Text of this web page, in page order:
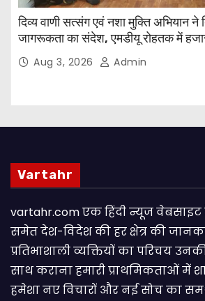
दिव्य वाणी सत्संग एवं नशा मुक्ति अभियान ने
जागरूकता का संदेश, एमडीयू रोहतक में
संकल्पAug 3, 2026 Admin
Vartahr
vartahr.com एक हिंदी न्यूज वेबसाइट
समेत देश-विदेश की हर क्षेत्र की
प्रतिभाशाली व्यक्तियों का परिचय
साथ कराना हमारी प्राथमिकताओं में
हमेशा नए विचारों और नई सोच का